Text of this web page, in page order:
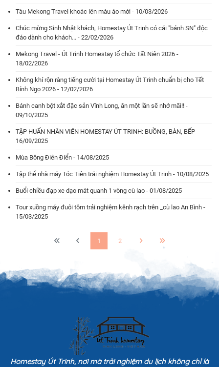
Tàu Mekong Travel khoác lên màu áo mới - 10/03/2026
Chúc mừng Sinh Nhật khách, Homestay Út Trinh có cái "bánh SN" độc
đáo dành cho khách... - 22/02/2026
Mekong Travel - Út Trinh Homestay tổ chức Tất Niên 2026 -
18/02/2026
Không khí rộn ràng tiếng cười tại Homestay Út Trinh chuẩn bị cho Tết
Bính Ngọ 2026 - 12/02/2026
Bánh canh bột xắt đặc sản Vĩnh Long, ăn một lần sẽ nhớ mãi!! -
09/10/2025
TẬP HUẤN NHÂN VIÊN HOMESTAY ÚT TRINH: BUỒNG, BÀN, BẾP -
16/09/2025
Mùa Bông Điên Điển - 14/08/2025
Tập thể nhà máy Tóc Tiên trải nghiệm Homestay Út Trinh - 10/08/2025
Buổi chiều đạp xe dạo mát quanh 1 vòng cù lao - 01/08/2025
Tour xuồng máy đuôi tôm trải nghiệm kênh rạch trên _cù lao An Bình -
15/03/2025
1 2
Homestay Út Trinh, nơi mà trải nghiệm du lịch không chỉ là